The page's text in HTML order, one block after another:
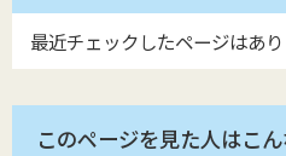
最近チェックしたページはあり
このページを見た人はこ